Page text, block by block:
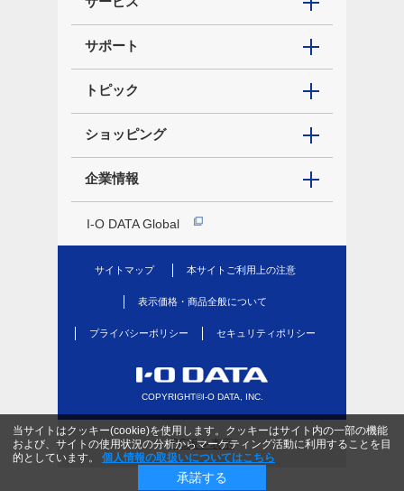
サポート
トピック
ショッピング
企業情報
I-O DATA Global
サイトマップ 本サイトご利用上の注意
表示価格・商品全般について
プライバシーポリシー セキュリティポリシー
COPYRIGHT©I-O DATA, INC.
当サイトはクッキー(cookie)を使用します。クッキーはサイト内の一部の機能
および、サイトの使用状況の分析からマーケティング活動に利用することを目
的としています。
個人情報の取扱いについてはこちら
承諾する
PC版を表示